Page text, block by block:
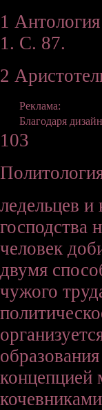
1
1. С. 87.
2
Реклама:
Благодаря
103
ледельцев и
господства
человек
двумя
чужого
концепцией